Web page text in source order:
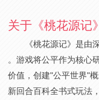
关于《桃花源记
《桃花源记》是由
。游戏将公平作为核心
价值，创建"公平世界"
新回合百科全书式玩法